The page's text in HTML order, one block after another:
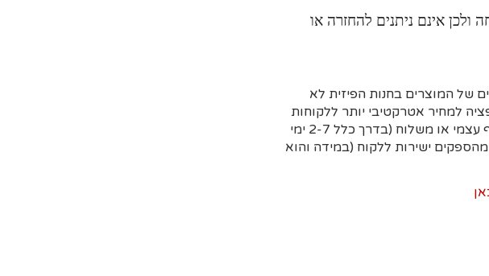
ולכן אינם ניתנים להחזרה או
של המוצרים בחנות הפיזית לא
למחיר אטרקטיבי יותר ללקוחות
שמזמינים מראש דרך האתר וקובעים איסוף עצמי או משלוח (בדרך כלל 2-7 ימי
ישירות ללקוח (במידה והוא